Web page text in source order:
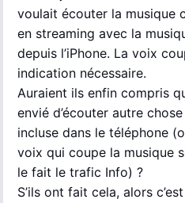
voulait écouter la musique
en streaming avec la
depuis l’iPhone. La voix
indication nécessaire.
Auraient ils enfin compris
envié d’écouter autre
incluse dans le téléphone
voix qui coupe la musique
le fait le trafic Info) ?
S’ils ont fait cela, alors